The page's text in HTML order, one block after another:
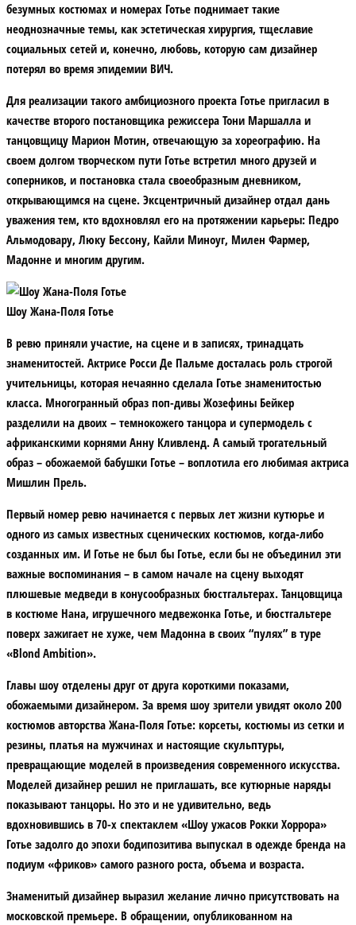
безумных костюмах и номерах Готье поднимает такие
неоднозначные темы, как эстетическая хирургия, тщеславие
социальных сетей и, конечно, любовь, которую сам дизайнер
потерял во время эпидемии ВИЧ.
Для реализации такого амбициозного проекта Готье пригласил в
качестве второго постановщика режиссера Тони Маршалла и
танцовщицу Марион Мотин, отвечающую за хореографию. На
своем долгом творческом пути Готье встретил много друзей и
соперников, и постановка стала своеобразным дневником,
открывающимся на сцене. Эксцентричный дизайнер отдал дань
уважения тем, кто вдохновлял его на протяжении карьеры: Педро
Альмодовару, Люку Бессону, Кайли Миноуг, Милен Фармер,
Мадонне и многим другим.
Шоу Жана-Поля Готье
В ревю приняли участие, на сцене и в записях, тринадцать
знаменитостей. Актрисе Росси Де Пальме досталась роль строгой
учительницы, которая нечаянно сделала Готье знаменитостью
класса. Многогранный образ поп-дивы Жозефины Бейкер
разделили на двоих – темнокожего танцора и супермодель с
африканскими корнями Анну Кливленд. А самый трогательный
образ – обожаемой бабушки Готье – воплотила его любимая актриса
Мишлин Прель.
Первый номер ревю начинается с первых лет жизни кутюрье и
одного из самых известных сценических костюмов, когда-либо
созданных им. И Готье не был бы Готье, если бы не объединил эти
важные воспоминания – в самом начале на сцену выходят
плюшевые медведи в конусообразных бюстгальтерах. Танцовщица
в костюме Нана, игрушечного медвежонка Готье, и бюстгальтере
поверх зажигает не хуже, чем Мадонна в своих “пулях” в туре
«Blond Ambition».
Главы шоу отделены друг от друга короткими показами,
обожаемыми дизайнером. За время шоу зрители увидят около 200
костюмов авторства Жана-Поля Готье: корсеты, костюмы из сетки и
резины, платья на мужчинах и настоящие скульптуры,
превращающие моделей в произведения современного искусства.
Моделей дизайнер решил не приглашать, все кутюрные наряды
показывают танцоры. Но это и не удивительно, ведь
вдохновившись в 70-х спектаклем «Шоу ужасов Рокки Хоррора»
Готье задолго до эпохи бодипозитива выпускал в одежде бренда на
подиум «фриков» самого разного роста, объема и возраста.
Знаменитый дизайнер выразил желание лично присутствовать на
московской премьере. В обращении, опубликованном на